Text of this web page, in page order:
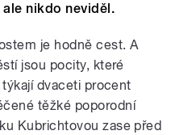
nikdo neviděl.
je hodně cest. A
jsou pocity, které
dvaceti procent
těžké poporodní
Kubrichtovou zase před